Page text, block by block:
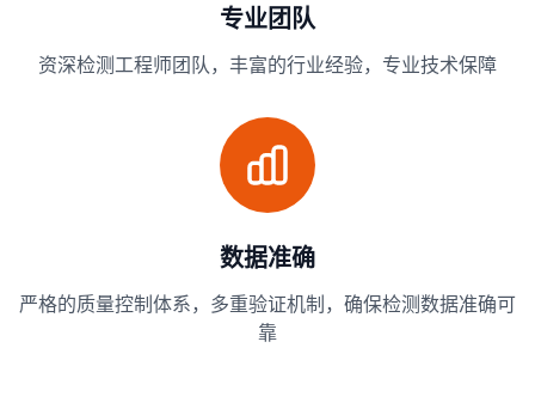
专业团队
资深检测工程师团队，丰富的行业经验，专业技术保障
数据准确
严格的质量控制体系，多重验证机制，确保检测数据准确可
靠